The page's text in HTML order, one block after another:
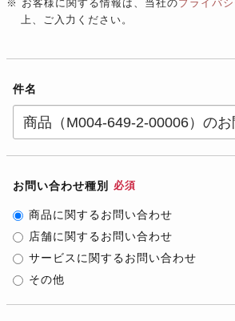
※ お客様に関する情報は、当社のプライバ
上、ご入力ください。
件名
お問い合わせ種別 必須
商品に関するお問い合わせ
店舗に関するお問い合わせ
サービスに関するお問い合わせ
その他